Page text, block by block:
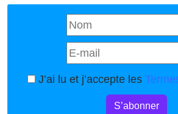
J’ai lu et j’accepte les
S’abonner